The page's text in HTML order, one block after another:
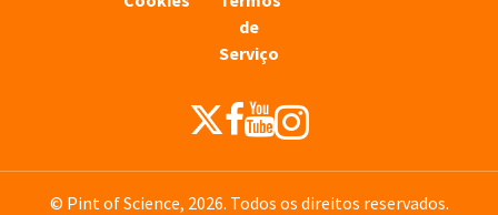
de
Serviço
© Pint of Science, 2026. Todos os direitos reservados.